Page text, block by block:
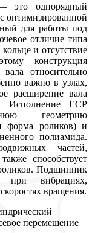
однорядный
оптимизированной
для работы под
отличие типа
и отсутствие
конструкция
относительно
важно в узлах,
расширение вала
Исполнение ECP
геометрию
форма роликов) и
полиамида.
частей,
способствует
Подшипник
при вибрациях,
вращения.
перемещение